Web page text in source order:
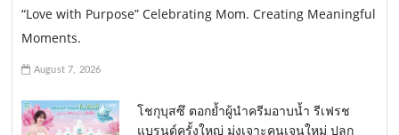
“Love with Purpose” Celebrating Mom. Creating Meaningful
Moments.
August 7, 2026
โชกุบุสซึ ตอกย้ำผู้นำครีมอาบน้ำ รีเฟรช
แบรนด์ครั้งใหญ่ มุ่งเจาะคนเจนใหม่ ปลุก